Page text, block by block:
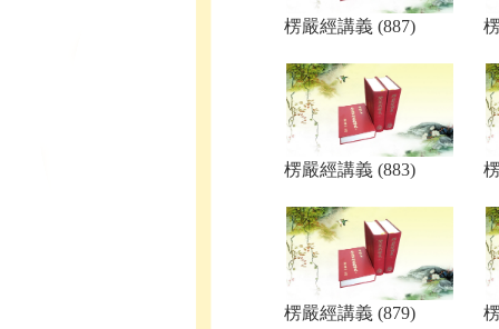
楞嚴經講義 (887)
楞嚴經講義 (883)
楞嚴經講義 (879)